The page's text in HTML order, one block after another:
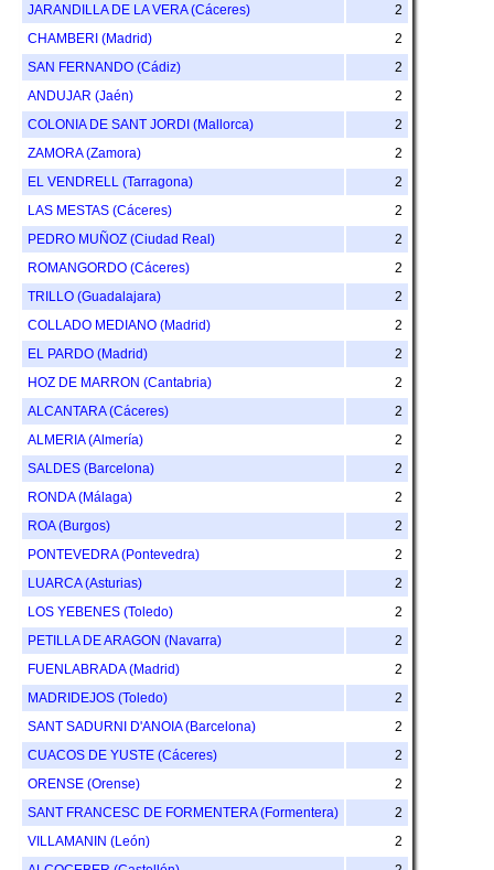
JARANDILLA DE LA VERA (Cáceres)
2
CHAMBERI (Madrid)
2
SAN FERNANDO (Cádiz)
2
ANDUJAR (Jaén)
2
COLONIA DE SANT JORDI (Mallorca)
2
ZAMORA (Zamora)
2
EL VENDRELL (Tarragona)
2
LAS MESTAS (Cáceres)
2
PEDRO MUÑOZ (Ciudad Real)
2
ROMANGORDO (Cáceres)
2
TRILLO (Guadalajara)
2
COLLADO MEDIANO (Madrid)
2
EL PARDO (Madrid)
2
HOZ DE MARRON (Cantabria)
2
ALCANTARA (Cáceres)
2
ALMERIA (Almería)
2
SALDES (Barcelona)
2
RONDA (Málaga)
2
ROA (Burgos)
2
PONTEVEDRA (Pontevedra)
2
LUARCA (Asturias)
2
LOS YEBENES (Toledo)
2
PETILLA DE ARAGON (Navarra)
2
FUENLABRADA (Madrid)
2
MADRIDEJOS (Toledo)
2
SANT SADURNI D'ANOIA (Barcelona)
2
CUACOS DE YUSTE (Cáceres)
2
ORENSE (Orense)
2
SANT FRANCESC DE FORMENTERA (Formentera)
2
VILLAMANIN (León)
2